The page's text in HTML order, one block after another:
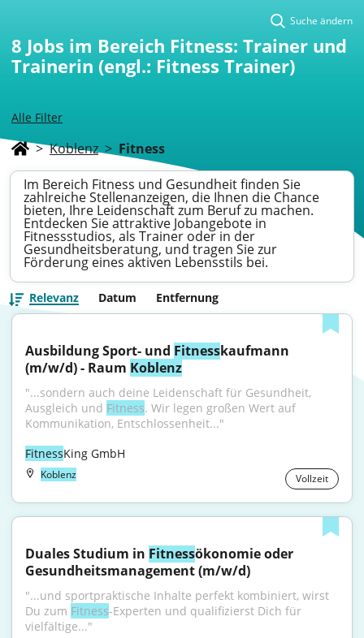
Alle Filter
Suche ändern
8 Jobs im Bereich Fitness: Trainer und
Trainerin (engl.: Fitness Trainer)
> Koblenz > Fitness
Im Bereich Fitness und Gesundheit finden Sie
zahlreiche Stellenanzeigen, die Ihnen die Chance
bieten, Ihre Leidenschaft zum Beruf zu machen.
Entdecken Sie attraktive Jobangebote in
Fitnessstudios, als Trainer oder in der
Gesundheitsberatung, und tragen Sie zur
Förderung eines aktiven Lebensstils bei.
Relevanz Datum Entfernung
Ausbildung Sport- und Fitnesskaufmann
(m/w/d) - Raum Koblenz
"...sondern auch deine Leidenschaft für Gesundheit,
Ausgleich und Fitness. Wir legen großen Wert auf
Kommunikation, Entschlossenheit..."
FitnessKing GmbH
Koblenz Vollzeit
Duales Studium in Fitnessökonomie oder
Gesundheitsmanagement (m/w/d)
"...und sportpraktische Inhalte perfekt kombiniert, wirst
Du zum Fitness-Experten und qualifizierst Dich für
vielfältige..."